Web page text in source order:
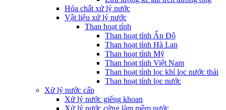
Hóa chất xử lý nước
Vật liệu xử lý nước
Than hoạt tính
Than hoạt tính Ấn Độ
Than hoạt tính Hà Lan
Than hoạt tính Mỹ
Than hoạt tính Việt Nam
Than hoạt tính lọc khí lọc nước thải
Than hoạt tính lọc nước
Xử lý nước cấp
Xử lý nước giếng khoan
Xử lý nước cứng làm mềm nước